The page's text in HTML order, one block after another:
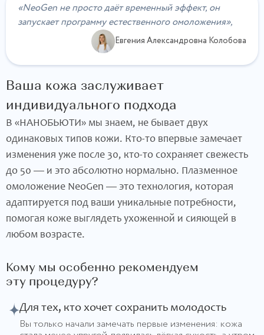
«NeoGen не просто даёт временный эффект, он
запускает программу естественного омоложения»,
Евгения Александровна Колобова
Ваша кожа заслуживает
индивидуального подхода
В «НАНОБЬЮТИ» мы знаем, не бывает двух
одинаковых типов кожи. Кто‑то впервые замечает
изменения уже после 30, кто‑то сохраняет свежесть
до 50 — и это абсолютно нормально. Плазменное
омоложение NeoGen — это технология, которая
адаптируется под ваши уникальные потребности,
помогая коже выглядеть ухоженной и сияющей в
любом возрасте.
Кому мы особенно рекомендуем
эту процедуру?
Для тех, кто хочет сохранить молодость
Вы только начали замечать первые изменения: кожа